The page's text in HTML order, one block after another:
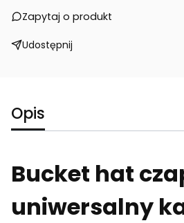
Zapytaj o produkt
Udostępnij
Opis
Bucket hat
uniwersalny